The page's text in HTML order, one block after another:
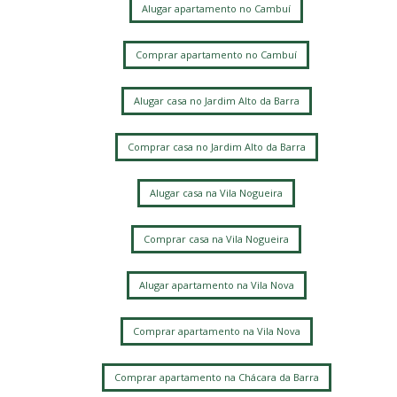
Cidade Universitária
Caminhos de San Conrado (Sousas)
Loteamento Residencial Entre Verdes (Sousas)
Alugar apartamento no Cambuí
Comprar apartamento no Cambuí
Alugar casa no Jardim Alto da Barra
Comprar casa no Jardim Alto da Barra
Alugar casa na Vila Nogueira
Comprar casa na Vila Nogueira
Alugar apartamento na Vila Nova
Comprar apartamento na Vila Nova
Comprar apartamento na Chácara da Barra